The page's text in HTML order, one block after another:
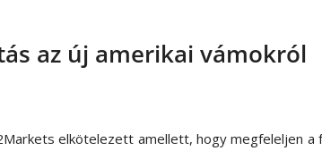
az új amerikai vámokról
elkötelezett amellett, hogy megfeleljen a